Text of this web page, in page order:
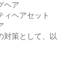
ヘア
ィヘアセット
対策として、以